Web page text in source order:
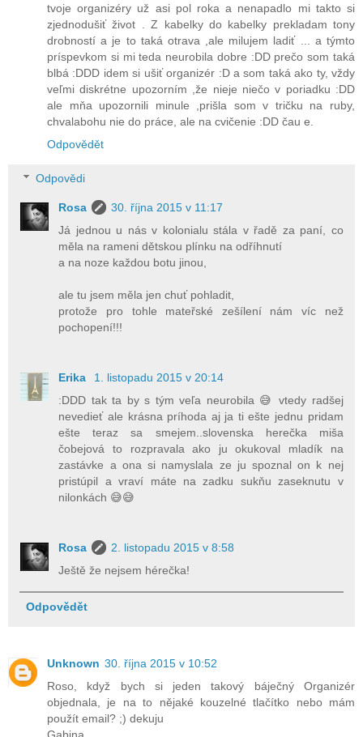
tvoje organizéry už asi pol roka a nenapadlo mi takto si
zjednodušiť život . Z kabelky do kabelky prekladam tony
drobností a je to taká otrava ,ale milujem ladiť ... a týmto
príspevkom si mi teda neurobila dobre :DD prečo som taká
blbá :DDD idem si ušiť organizér :D a som taká ako ty, vždy
veľmi diskrétne upozorním ,že nieje niečo v poriadku :DD
ale mňa upozornili minule ,prišla som v tričku na ruby,
chvalabohu nie do práce, ale na cvičenie :DD čau e.
Odpovědět
Odpovědi
Rosa
30. října 2015 v 11:17
Já jednou u nás v kolonialu stála v řadě za paní, co
měla na rameni dětskou plínku na odříhnutí
a na noze každou botu jinou,
ale tu jsem měla jen chuť pohladit,
protože pro tohle mateřské zešílení nám víc než
pochopení!!!
Erika
1. listopadu 2015 v 20:14
:DDD tak ta by s tým veľa neurobila 😅 vtedy radšej
nevedieť ale krásna príhoda aj ja ti ešte jednu pridam
ešte teraz sa smejem..slovenska herečka miša
čobejová to rozpravala ako ju okukoval mladík na
zastávke a ona si namyslala ze ju spoznal on k nej
pristúpil a vraví máte na zadku sukňu zaseknutu v
nilonkách 😅😅
Rosa
2. listopadu 2015 v 8:58
Ještě že nejsem hérečka!
Odpovědět
Unknown 30. října 2015 v 10:52
Roso, když bych si jeden takový báječný Organizér
objednala, je na to nějaké kouzelné tlačítko nebo mám
použít email? ;) dekuju